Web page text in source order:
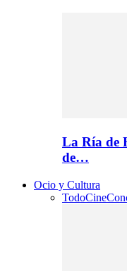
La Ría de
de…
Ocio y Cultura
TodoCine